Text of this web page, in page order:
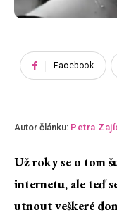
Facebook
Autor článku: Petra
Už roky se o tom
internetu, ale teď
utnout veškeré